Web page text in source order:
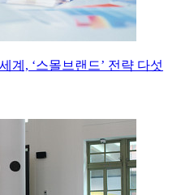
계, ‘스몰브랜드’ 전략 다섯